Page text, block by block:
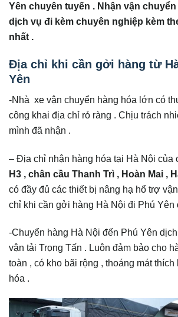
Yên chuyên tuyến . Nhận vận
dịch vụ đi kèm chuyên nghiệp kèm
nhất .
Địa chỉ khi cần gởi hàng từ
Yên
-Nhà xe vận chuyển hàng hóa lớn có
công khai địa chỉ rỏ ràng . Chịu trách
mình đã nhận .
– Địa chỉ nhận hàng hóa tại Hà Nội của
H3 , chân cầu Thanh Trì , Hoàn Mai ,
có đầy đủ các thiết bị nâng hạ hổ trợ
chỉ khi cần gởi hàng Hà Nội đi Phú Yên
-Chuyển hàng Hà Nội đến Phú Yên
vận tải Trọng Tấn . Luôn đảm bảo cho
toàn , có kho bãi rộng , thoáng mát
hóa .